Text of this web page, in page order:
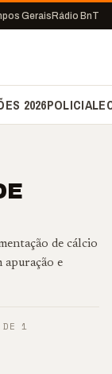
Gerais Rádio BnT
2026POLICIAL
de cálcio
apuração e
DE 1